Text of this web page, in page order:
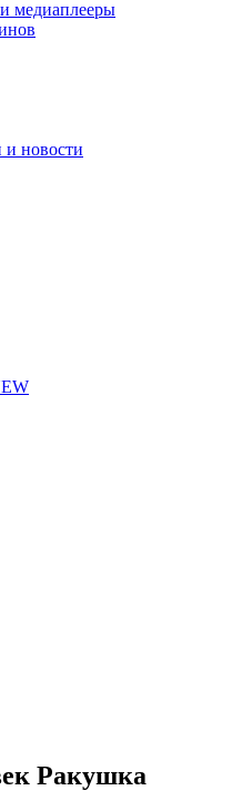
медиаплееры
и новости
Ракушка